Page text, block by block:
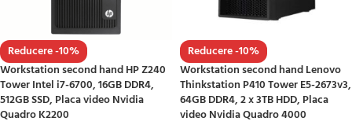
Reducere -10%
Workstation second hand HP Z240
Tower Intel i7-6700, 16GB DDR4,
512GB SSD, Placa video Nvidia
Quadro K2200
Reducere -10%
Workstation second hand Lenovo
Thinkstation P410 Tower E5-2673v3,
64GB DDR4, 2 x 3TB HDD, Placa
video Nvidia Quadro 4000